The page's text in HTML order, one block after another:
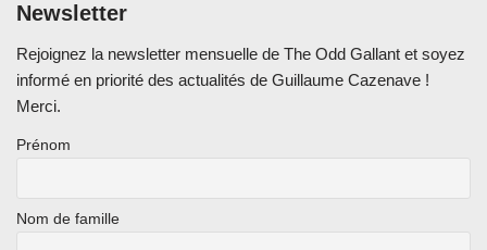
Newsletter
Rejoignez la newsletter mensuelle de The Odd Gallant et soyez
informé en priorité des actualités de Guillaume Cazenave !
Merci.
Prénom
Nom de famille